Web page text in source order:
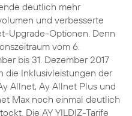
deutlich mehr
und verbesserte
Upgrade-Optionen. Denn
vom 6.
bis 31. Dezember 2017
die Inklusivleistungen der
Allnet, Ay Allnet Plus und
Max noch einmal deutlich
Die AY YILDIZ-Tarife